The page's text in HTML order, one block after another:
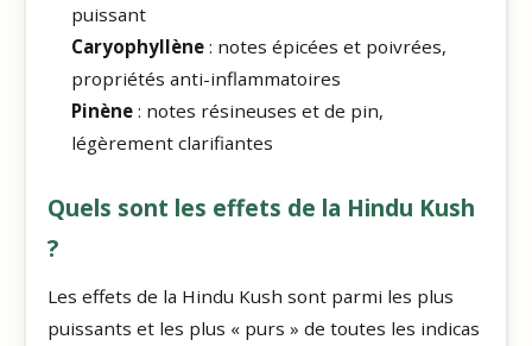
puissant
Caryophyllène: notes épicées et poivrées,
propriétés anti-inflammatoires
Pinène: notes résineuses et de pin,
légèrement clarifiantes
Quels sont les effets de la Hindu Kush
?
Les effets de la Hindu Kush sont parmi les plus
puissants et les plus « purs » de toutes les indicas